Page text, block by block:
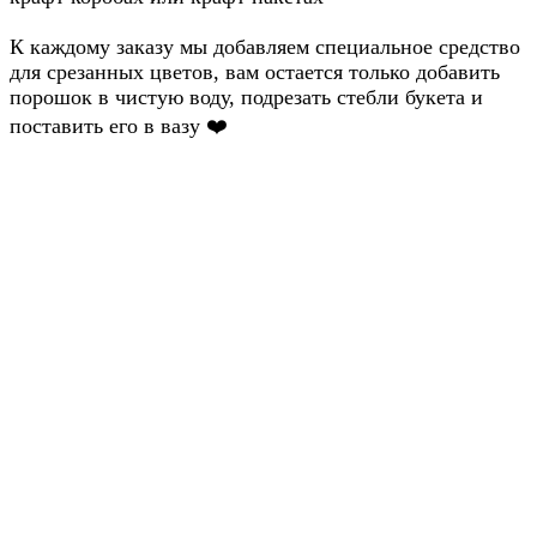
К каждому заказу мы добавляем специальное средство
для срезанных цветов, вам остается только добавить
порошок в чистую воду, подрезать стебли букета и
поставить его в вазу ❤️